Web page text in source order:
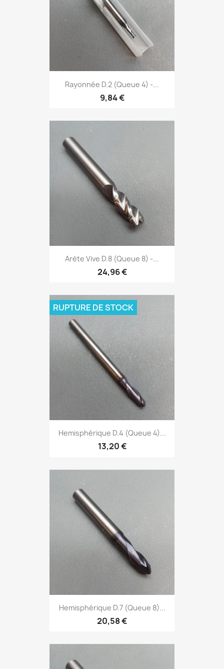
Rayonnée D.2 (Queue 4) -...
9,84 €
Arète Vive D.8 (Queue 8) -...
24,96 €
Hemisphérique D.4 (Queue 4)...
13,20 €
RUPTURE DE STOCK
Hemisphérique D.7 (Queue 8)...
20,58 €